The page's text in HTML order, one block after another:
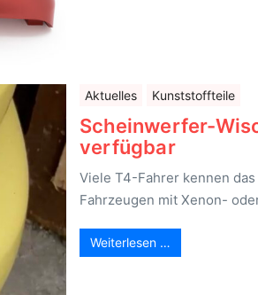
Aktuelles Kunststoffteile
Scheinwerfer-
verfügbar
Viele T4-Fahrer kennen
Fahrzeugen mit Xenon-
Weiterlesen …